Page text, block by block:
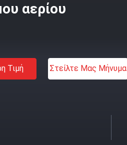
αερίου
Τιμή Στείλτε Μας Μήνυμα